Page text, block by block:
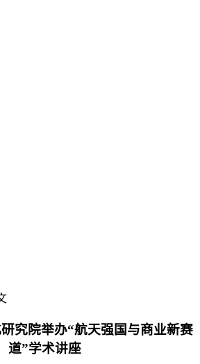
究院举办“航天强国与商业新赛
道”学术讲座